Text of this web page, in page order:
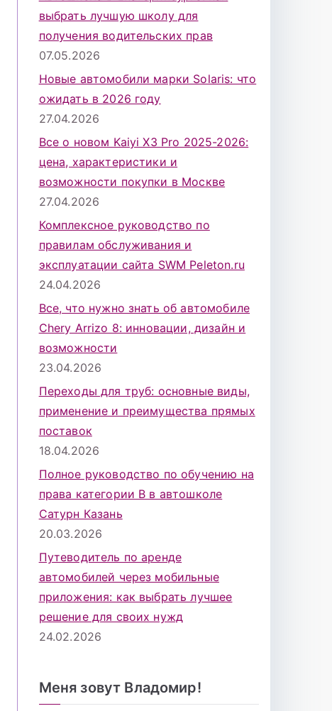
выбрать лучшую школу для
получения водительских прав
07.05.2026
Новые автомобили марки Solaris: что
ожидать в 2026 году
27.04.2026
Все о новом Kaiyi X3 Pro 2025-2026:
цена, характеристики и
возможности покупки в Москве
27.04.2026
Комплексное руководство по
правилам обслуживания и
эксплуатации сайта SWM Peleton.ru
24.04.2026
Все, что нужно знать об автомобиле
Chery Arrizo 8: инновации, дизайн и
возможности
23.04.2026
Переходы для труб: основные виды,
применение и преимущества прямых
поставок
18.04.2026
Полное руководство по обучению на
права категории B в автошколе
Сатурн Казань
20.03.2026
Путеводитель по аренде
автомобилей через мобильные
приложения: как выбрать лучшее
решение для своих нужд
24.02.2026
Меня зовут Владомир!